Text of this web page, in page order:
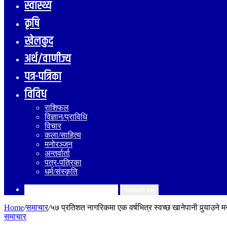
स्वास्थ्य
कृषि
खेलकुद
अर्थ/वाणीज्य
पत्र-पत्रिका
विविध
राशिफल
विज्ञान/प्राविधि
विचार
कला/साहित्य
मनोरञ्जन
अन्तर्वार्ता
पत्र-पत्रिका
धर्म/संस्कृति
Home/समाचार/५७ प्रतिशत नागरिकमा एक वर्षभित्र स्वच्छ खानेपानी पुर्‍याउने
समाचार